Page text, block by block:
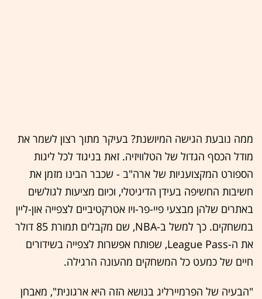
ממה נובעת הגישה המיושנת? בעיקר מתוך רצון לשמר את
מודל הכסף הגדול של הטלוויזיה. זאת בניגוד לכל ליגות
הספורט המקצועניות של ארה"ב - שכבר הבינו מזמן את
חשיבות החשיפה בעידן הדיגיטלי, וכיום מציעות לגולשים
באתרים שלהן מבצעי פיי-פר-ויו אטרקטיביים לצפייה און-ליין
במשחקים. כך למשל ב-NBA, שם מקבלים תמורת 85 דולר
את ה-League Pass, שפותח אפשרות לצפייה בשידורים
חיים של כמעט כל המשחקים מהעונה הרגילה.
"הבעיה של הפרמיירליג בנושא הזה היא ארגונית", מאבחן